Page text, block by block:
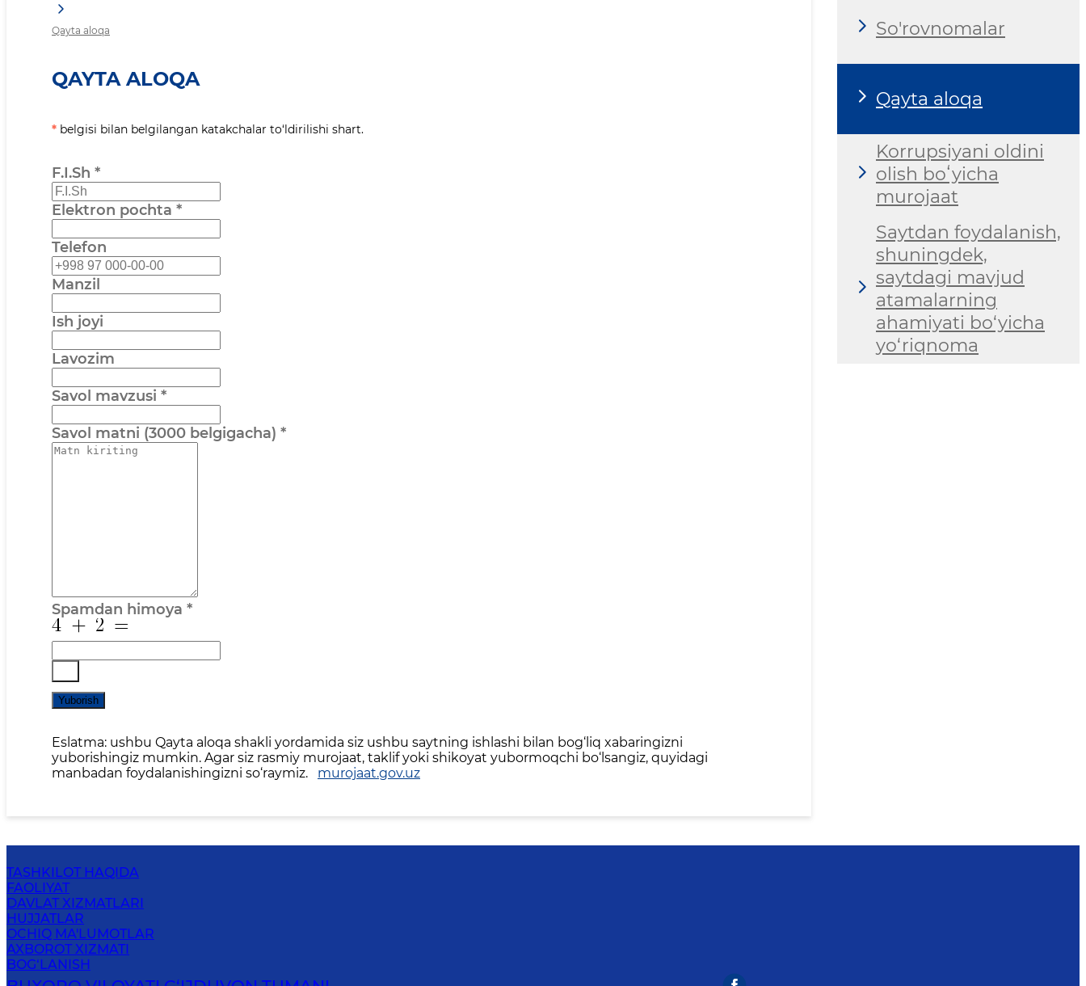
Qayta aloqa
QAYTA ALOQA
* belgisi bilan belgilangan katakchalar to‘ldirilishi shart.
F.I.Sh *
Elektron pochta *
Telefon
Manzil
Ish joyi
Lavozim
Savol mavzusi *
Savol matni (3000 belgigacha) *
Spamdan himoya *
Yuborish
Eslatma: ushbu Qayta aloqa shakli yordamida siz ushbu saytning ishlashi bilan bog‘liq xabaringizni
yuborishingiz mumkin. Agar siz rasmiy murojaat, taklif yoki shikoyat yubormoqchi bo‘lsangiz, quyidagi
manbadan foydalanishingizni so‘raymiz.
murojaat.gov.uz
So'rovnomalar
Qayta aloqa
Korrupsiyani oldini
olish boʻyicha
murojaat
Saytdan foydalanish,
shuningdek,
saytdagi mavjud
atamalarning
ahamiyati bo‘yicha
yo‘riqnoma
TASHKILOT HAQIDA
FAOLIYAT
DAVLAT XIZMATLARI
HUJJATLAR
OCHIQ MA'LUMOTLAR
AXBOROT XIZMATI
BOG‘LANISH